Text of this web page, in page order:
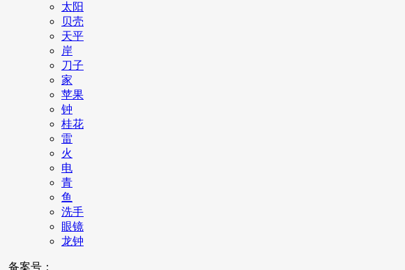
太阳
贝壳
天平
岸
刀子
家
苹果
钟
桂花
雷
火
电
青
鱼
洗手
眼镜
龙钟
备案号：